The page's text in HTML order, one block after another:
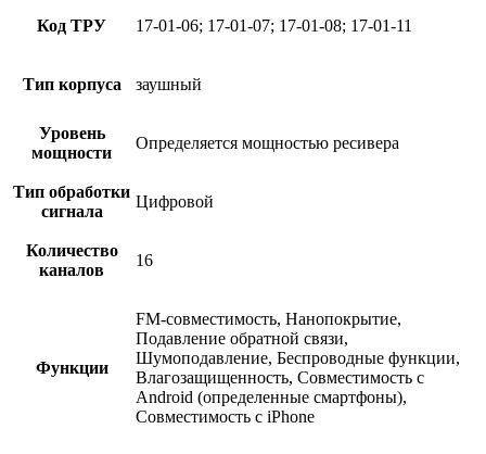
Код ТРУ 17-01-06; 17-01-07; 17-01-08; 17-01-11
Тип корпуса заушный
Уровень
мощности
Определяется мощностью ресивера
Тип обработки
сигнала
Цифровой
Количество
каналов
16
Функции
FM-совместимость, Нанопокрытие,
Подавление обратной связи,
Шумоподавление, Беспроводные функции,
Влагозащищенность, Совместимость с
Android (определенные смартфоны),
Совместимость с iPhone